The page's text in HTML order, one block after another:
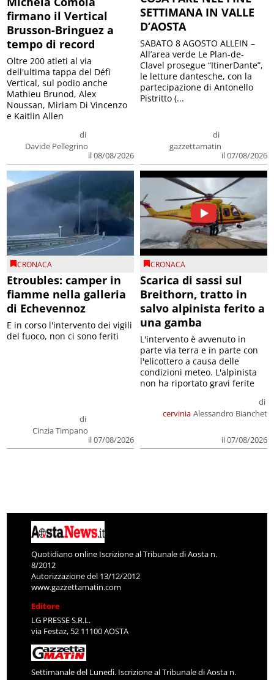
firmano il Vertical
Brusson-Bringuez a
tempo di record
di
Davide Pellegrino
il 08/08/2026
Oltre 200 atleti al via
dell'ultima tappa del Défì
Vertical, sul podio anche
Mathieu Brunod, Alex
Noussan, Miriam Di Vincenzo
e Kaitlin Allen
SETTIMANA IN VALLE
D’AOSTA
di
gazzettamatin
il 07/08/2026
SABATO 8 AGOSTO ALLEIN –
All’area verde Le Plan-de-
Clavel prosegue “ItinerDante”,
le letture dantesche, con la
partecipazione di Antonello
Pistritto (...
CRONACA
Etroubles: camper in
fiamme nella galleria
di Echevennoz
di
Cinzia Timpano
il 07/08/2026
E in corso l'intervento dei vigili
del fuoco, non ci sono feriti
CRONACA
Scarica di sassi sul
Breithorn, tratto in
salvo alpinista ferito a
una gamba
cervinia
di
Alessandro Bianchet
il 07/08/2026
L'intervento è avvenuto in
parte via terra e in parte con
l'elicottero a causa delle
condizioni meteo. L'alpinista
non ha riportato gravi ferite
Quotidiano online Iscrizione al Tribunale di Aosta n.
8/2012
Autorizzazione del 13/12/2012
www.gazzettamatin.com
Editore
LG PRESSE S.R.L.
via Festaz, 52 11100 AOSTA
Settimanale del Lunedì. Iscrizione al Tribunale di Aosta n.